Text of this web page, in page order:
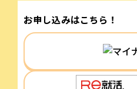
お申し込みはこちら！